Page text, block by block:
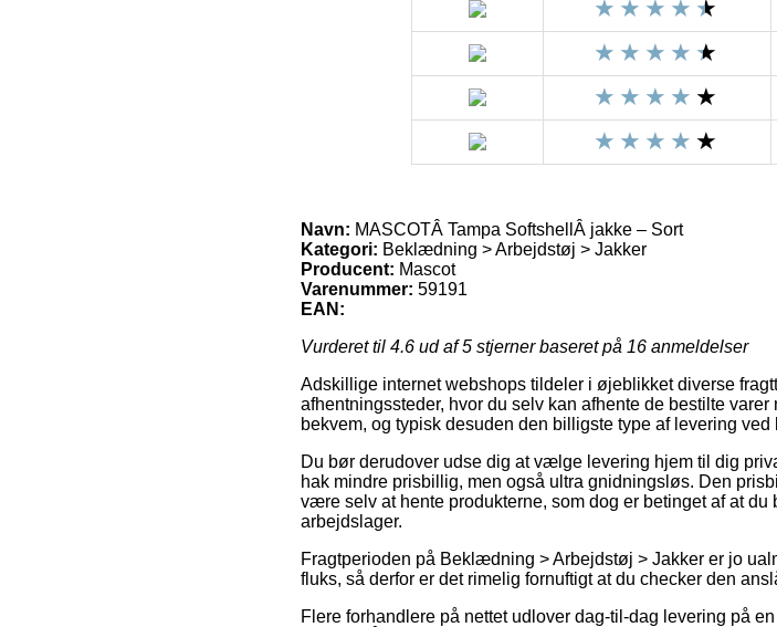
Navn: MASCOTÂ Tampa SoftshellÂ jakke – Sort
Kategori: Beklædning > Arbejdstøj > Jakker
Producent: Mascot
Varenummer: 59191
EAN:
Vurderet til 4.6 ud af 5 stjerner baseret på 16 anmeldelser
Adskillige internet webshops tildeler i øjeblikket diverse
afhentningssteder, hvor du selv kan afhente de bestilte
bekvem, og typisk desuden den billigste type af levering
Du bør derudover udse dig at vælge levering hjem til dig
hak mindre prisbillig, men også ultra gnidningsløs. Den
være selv at hente produkterne, som dog er betinget af at
arbejdslager.
Fragtperioden på Beklædning > Arbejdstøj > Jakker er jo
fluks, så derfor er det rimelig fornuftigt at du checker den
Flere forhandlere på nettet udlover dag-til-dag levering på